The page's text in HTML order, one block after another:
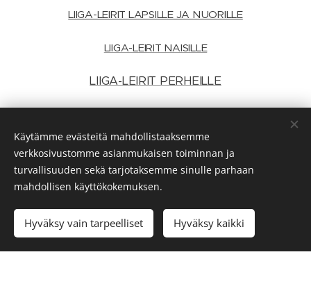
LIIGA-LEIRIT LAPSILLE JA NUORILLE
LIIGA-LEIRIT NAISILLE
LIIGA-LEIRIT PERHEILLE
JOUKKUELEIRIT
PERHEET
Käytämme evästeitä mahdollistaaksemme
verkkosivustomme asianmukaisen toiminnan ja
turvallisuuden sekä tarjotaksemme sinulle parhaan
mahdollisen käyttökokemuksen.
Hyväksy vain tarpeelliset Hyväksy kaikki